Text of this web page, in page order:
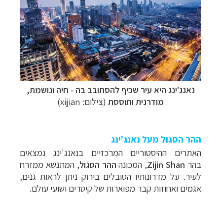
נאנג'ינג היא עיר שכיף להסתובב בה - חיה ונושמת,
מודרנית ותוססת (צילום: xijian)
ההר הסגול מעל נאנג'ינג
האתרים ההיסטוריים המרכזיים בנאנג'ינג נמצאים
בהר Zijin Shan, המכונה ההר הסגול, המתנשא ממזרח
לעיר. על מדרונותיו הטובלים בירוק ניתן לראות גנים,
אגמים ואחוזות קבר מפוארות של קיסרים ושועי עולם.